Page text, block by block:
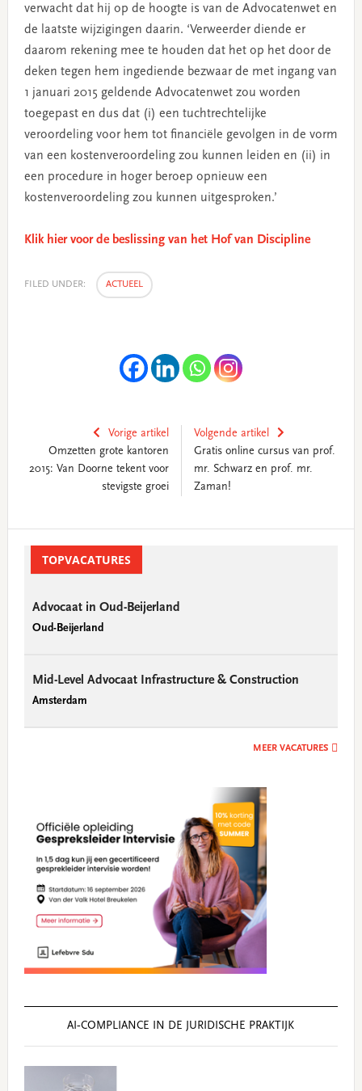
verwacht dat hij op de hoogte is van de Advocatenwet en
de laatste wijzigingen daarin. ‘Verweerder diende er
daarom rekening mee te houden dat het op het door de
deken tegen hem ingediende bezwaar de met ingang van
1 januari 2015 geldende Advocatenwet zou worden
toegepast en dus dat (i) een tuchtrechtelijke
veroordeling voor hem tot financiële gevolgen in de vorm
van een kostenveroordeling zou kunnen leiden en (ii) in
een procedure in hoger beroep opnieuw een
kostenveroordeling zou kunnen uitgesproken.’
Klik hier voor de beslissing van het Hof van Discipline
FILED UNDER: ACTUEEL
Vorige artikel
Omzetten grote kantoren
2015: Van Doorne tekent voor
stevigste groei
Volgende artikel
Gratis online cursus van prof.
mr. Schwarz en prof. mr.
Zaman!
SidebarTOPVACATURES
Advocaat in Oud-Beijerland
Oud-Beijerland
Mid-Level Advocaat Infrastructure & Construction
Amsterdam
MEER VACATURES
AI‑COMPLIANCE IN DE JURIDISCHE PRAKTIJK